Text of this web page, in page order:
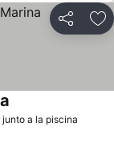
Compartir
a la piscina